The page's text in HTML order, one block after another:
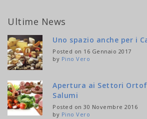
Ultime News
Uno spazio anche per i
Posted on 16 Gennaio 2017
by Pino Vero
Apertura ai Settori
Salumi
Posted on 30 Novembre 2016
by Pino Vero